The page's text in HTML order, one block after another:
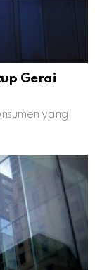
Gerai
yang